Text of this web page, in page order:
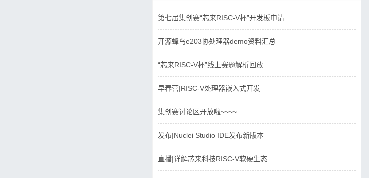
第七届集创赛“芯来RISC-V杯”开发板申请
开源蜂鸟e203协处理器demo资料汇总
“芯来RISC-V杯”线上赛题解析回放
早春营|RISC-V处理器嵌入式开发
集创赛讨论区开放啦~~~~
发布|Nuclei Studio IDE发布新版本
直播|详解芯来科技RISC-V软硬生态